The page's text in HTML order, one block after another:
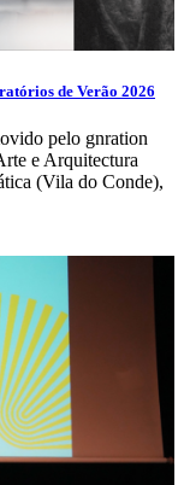
de Verão 2026
pelo gnration
e Arquitectura
(Vila do Conde),